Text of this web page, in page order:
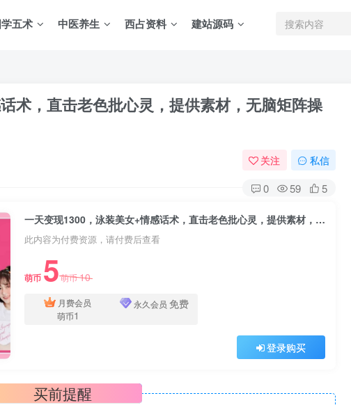
五术 中医养生 西占资料 建站源码
术，直击老色批心灵，提供素材，无脑矩阵操
关注 私信
0 59 5
一天变现1300，泳装美女+情感话术，直击老色批心灵，提供素材，无脑矩阵操作
此内容为付费资源，请付费后查看
萌币 5萌币10
月费会员
萌币1
永久会员 免费
登录购买
买前提醒